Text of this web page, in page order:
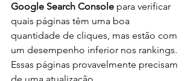
Google Search Console para verificar
quais páginas têm uma boa
quantidade de cliques, mas estão com
um desempenho inferior nos rankings.
Essas páginas provavelmente precisam